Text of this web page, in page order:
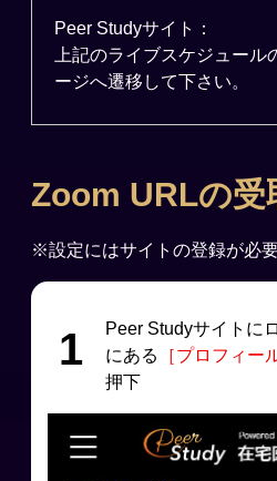
Peer Studyサイト：
上記のライブスケジュー
ージへ遷移して下さい。
Zoom URLの受
※設定にはサイトの登録が必
1 Peer Studyサイトに
にある
［プロフィー
押下